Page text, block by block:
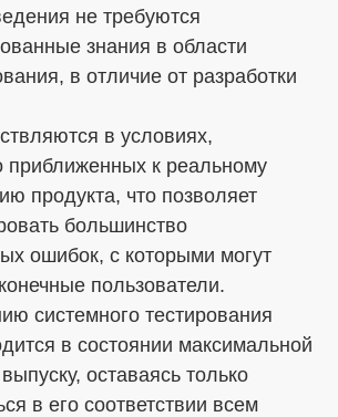
не требуются
знания в области
в отличие от разработки
в условиях,
приближенных к реальному
продукта, что позволяет
большинство
ошибок, с которыми могут
пользователи.
системного тестирования
в состоянии максимальной
оставаясь только
в его соответствии всем